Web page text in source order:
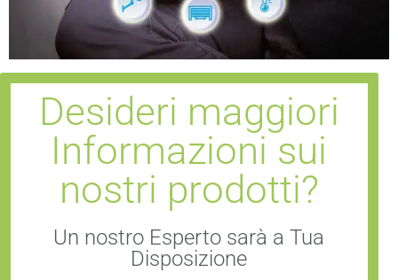
Desideri maggiori
Informazioni sui
nostri prodotti?
Un nostro Esperto sarà a Tua
Disposizione